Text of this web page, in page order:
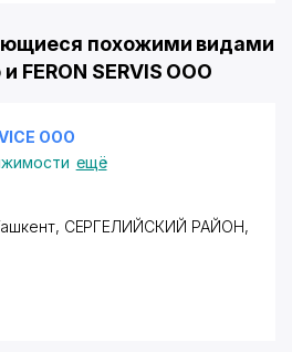
похожими видами
FERON SERVIS ООО
ООО
ещё
СЕРГЕЛИЙСКИЙ РАЙОН,